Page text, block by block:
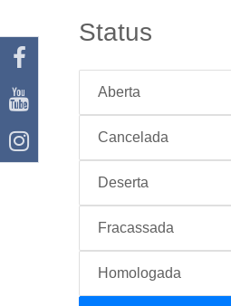
Status
Aberta
Cancelada
Deserta
Fracassada
Homologada